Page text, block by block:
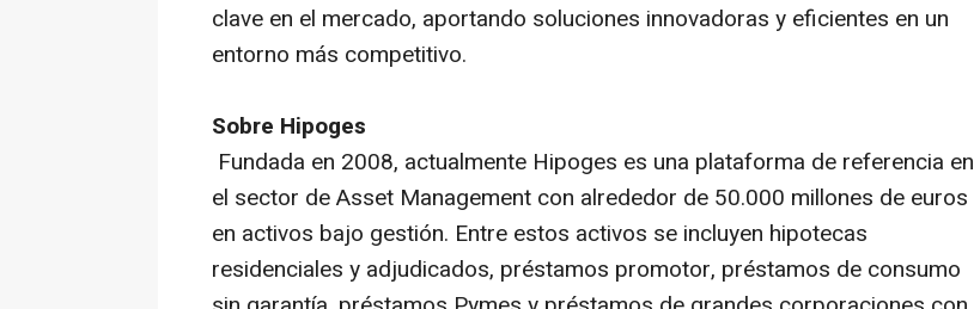
clave en el mercado, aportando soluciones innovadoras y eficientes en un
entorno más competitivo.
Sobre Hipoges
Fundada en 2008, actualmente Hipoges es una plataforma de referencia en
el sector de Asset Management con alrededor de 50.000 millones de euros
en activos bajo gestión. Entre estos activos se incluyen hipotecas
residenciales y adjudicados, préstamos promotor, préstamos de consumo